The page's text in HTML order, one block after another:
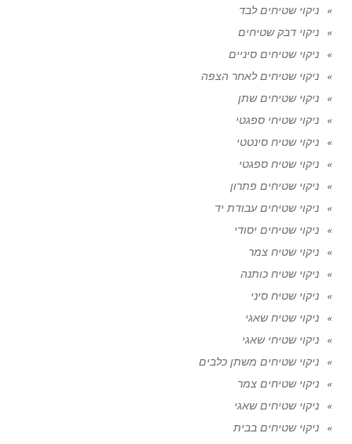
ניקוי שטיחים לבד
ניקוי דבק שטיחים
ניקוי שטיחים סיניים
ניקוי שטיחים לאחר הצפה
ניקוי שטיחים שתן
ניקוי שטיחי ספגטי
ניקוי שטיח סינטטי
ניקוי שטיח ספגטי
ניקוי שטיחים פתרון
ניקוי שטיחים עבודת יד
ניקוי שטיחים יסודי
ניקוי שטיח צמר
ניקוי שטיח כותנה
ניקוי שטיח סיני
ניקוי שטיח שאגי
ניקוי שטיחי שאגי
ניקוי שטיחים משתן כלבים
ניקוי שטיחים צמר
ניקוי שטיחים שאגי
ניקוי שטיחים בבית